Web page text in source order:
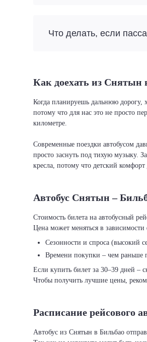
Что делать, если
Как доехать из Снятын
Когда планируешь дальнюю дорогу,
потому что для нас это не просто
километре.
Современные поездки автобусом
просто заснуть под тихую музыку.
кресла, потому что детский
Автобус Снятын –
Стоимость билета на автобусный
Цена может меняться в зависимости
Сезонности и спроса (высокий
Времени покупки – чем раньше
Если купить билет за 30–39 дней –
Чтобы получить лучшие цены,
Расписание рейсового
Автобус из Снятын в Бильбао